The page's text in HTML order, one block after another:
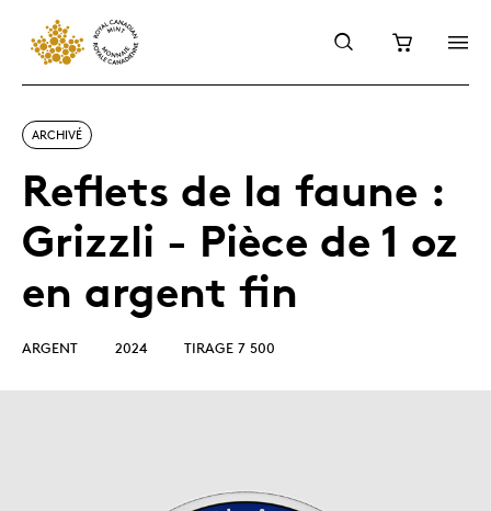
ARCHIVÉ
Reflets de la faune :
Grizzli - Pièce de 1 oz
en argent fin
ARGENT 2024 TIRAGE 7 500